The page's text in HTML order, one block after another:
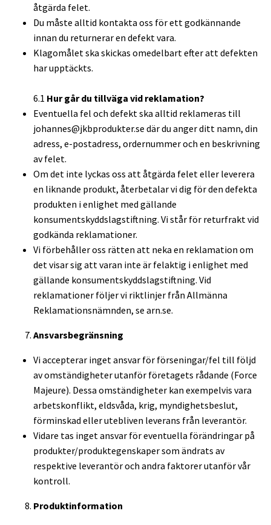
åtgärda felet.
Du måste alltid kontakta oss för ett godkännande
innan du returnerar en defekt vara.
Klagomålet ska skickas omedelbart efter att defekten
har upptäckts.
6.1 Hur går du tillväga vid reklamation?
Eventuella fel och defekt ska alltid reklameras till
johannes@jkbprodukter.se där du anger ditt namn, din
adress, e-postadress, ordernummer och en beskrivning
av felet.
Om det inte lyckas oss att åtgärda felet eller leverera
en liknande produkt, återbetalar vi dig för den defekta
produkten i enlighet med gällande
konsumentskyddslagstiftning. Vi står för returfrakt vid
godkända reklamationer.
Vi förbehåller oss rätten att neka en reklamation om
det visar sig att varan inte är felaktig i enlighet med
gällande konsumentskyddslagstiftning. Vid
reklamationer följer vi riktlinjer från Allmänna
Reklamationsnämnden, se arn.se.
Ansvarsbegränsning
Vi accepterar inget ansvar för förseningar/fel till följd
av omständigheter utanför företagets rådande (Force
Majeure). Dessa omständigheter kan exempelvis vara
arbetskonflikt, eldsvåda, krig, myndighetsbeslut,
förminskad eller utebliven leverans från leverantör.
Vidare tas inget ansvar för eventuella förändringar på
produkter/produktegenskaper som ändrats av
respektive leverantör och andra faktorer utanför vår
kontroll.
Produktinformation